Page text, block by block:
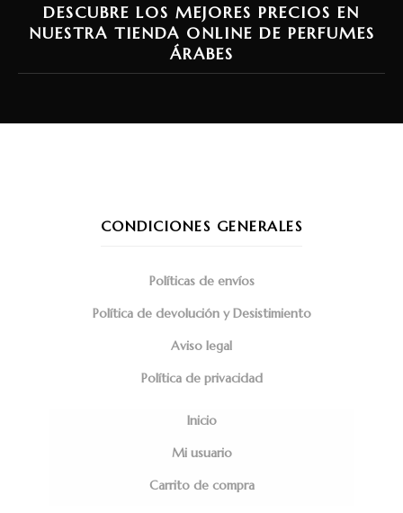
DESCUBRE LOS MEJORES PRECIOS EN
NUESTRA TIENDA ONLINE DE PERFUMES
ÁRABES
CONDICIONES GENERALES
Políticas de envíos
Política de devolución y Desistimiento
Aviso legal
Política de privacidad
Inicio
Mi usuario
Carrito de compra